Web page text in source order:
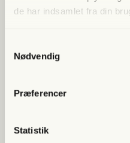
de har indsamlet fra din
Nødvendig
Præferencer
Statistik
selskabet, havde han flere